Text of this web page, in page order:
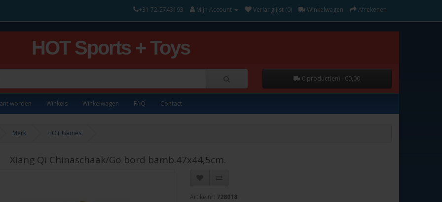
+31 72-5743193 Mijn Account Verlanglijst (0) Winkelwagen Afrekenen
HOT Sports + Toys
0 product(en) - €0,00
worden Winkels Winkelwagen FAQ Contact
Merk HOT Games
Xiang Qi Chinaschaak/Go bord bamb.47x44,5cm.
Artikelnr: 728018